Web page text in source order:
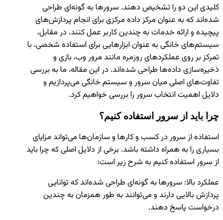
کلیدی این دو را تشخیص دهند. سرورها به گونه‌ای طراحی
شده‌اند که به عنوان مرکز داده مرکزی برای انجام پردازش‌های
پیچیده و ارائه خدمات به چندین کاربر عمل کنند. در مقابل،
سیستم‌های خانگی به عنوان ابزارهایی برای استفاده شخصی، با
تمرکز بر روی عملکردهای روزمره مانند مرور وب، بازی و
ذخیره‌سازی داده‌ها طراحی شده‌اند. در این مقاله، ما به بررسی
تفاوت‌های اصلی میان سرور و سیستم خانگی می‌پردازیم و
دلایل اهمیت انتخاب سرور را بررسی خواهیم کرد.
چرا باید از سرور استفاده کنیم؟
استفاده از سرور در کسب و کارها و سازمان‌ها می‌تواند مزایای
بسیاری را به همراه داشته باشد. برخی از دلایل اصلی که چرا باید
از سرور استفاده کنیم به شرح زیر است:
عملکرد بالا: سرورها به گونه‌ای طراحی شده‌اند که توانایی
پردازش بالایی دارند و می‌توانند به طور همزمان به چندین
درخواست پاسخ دهند.